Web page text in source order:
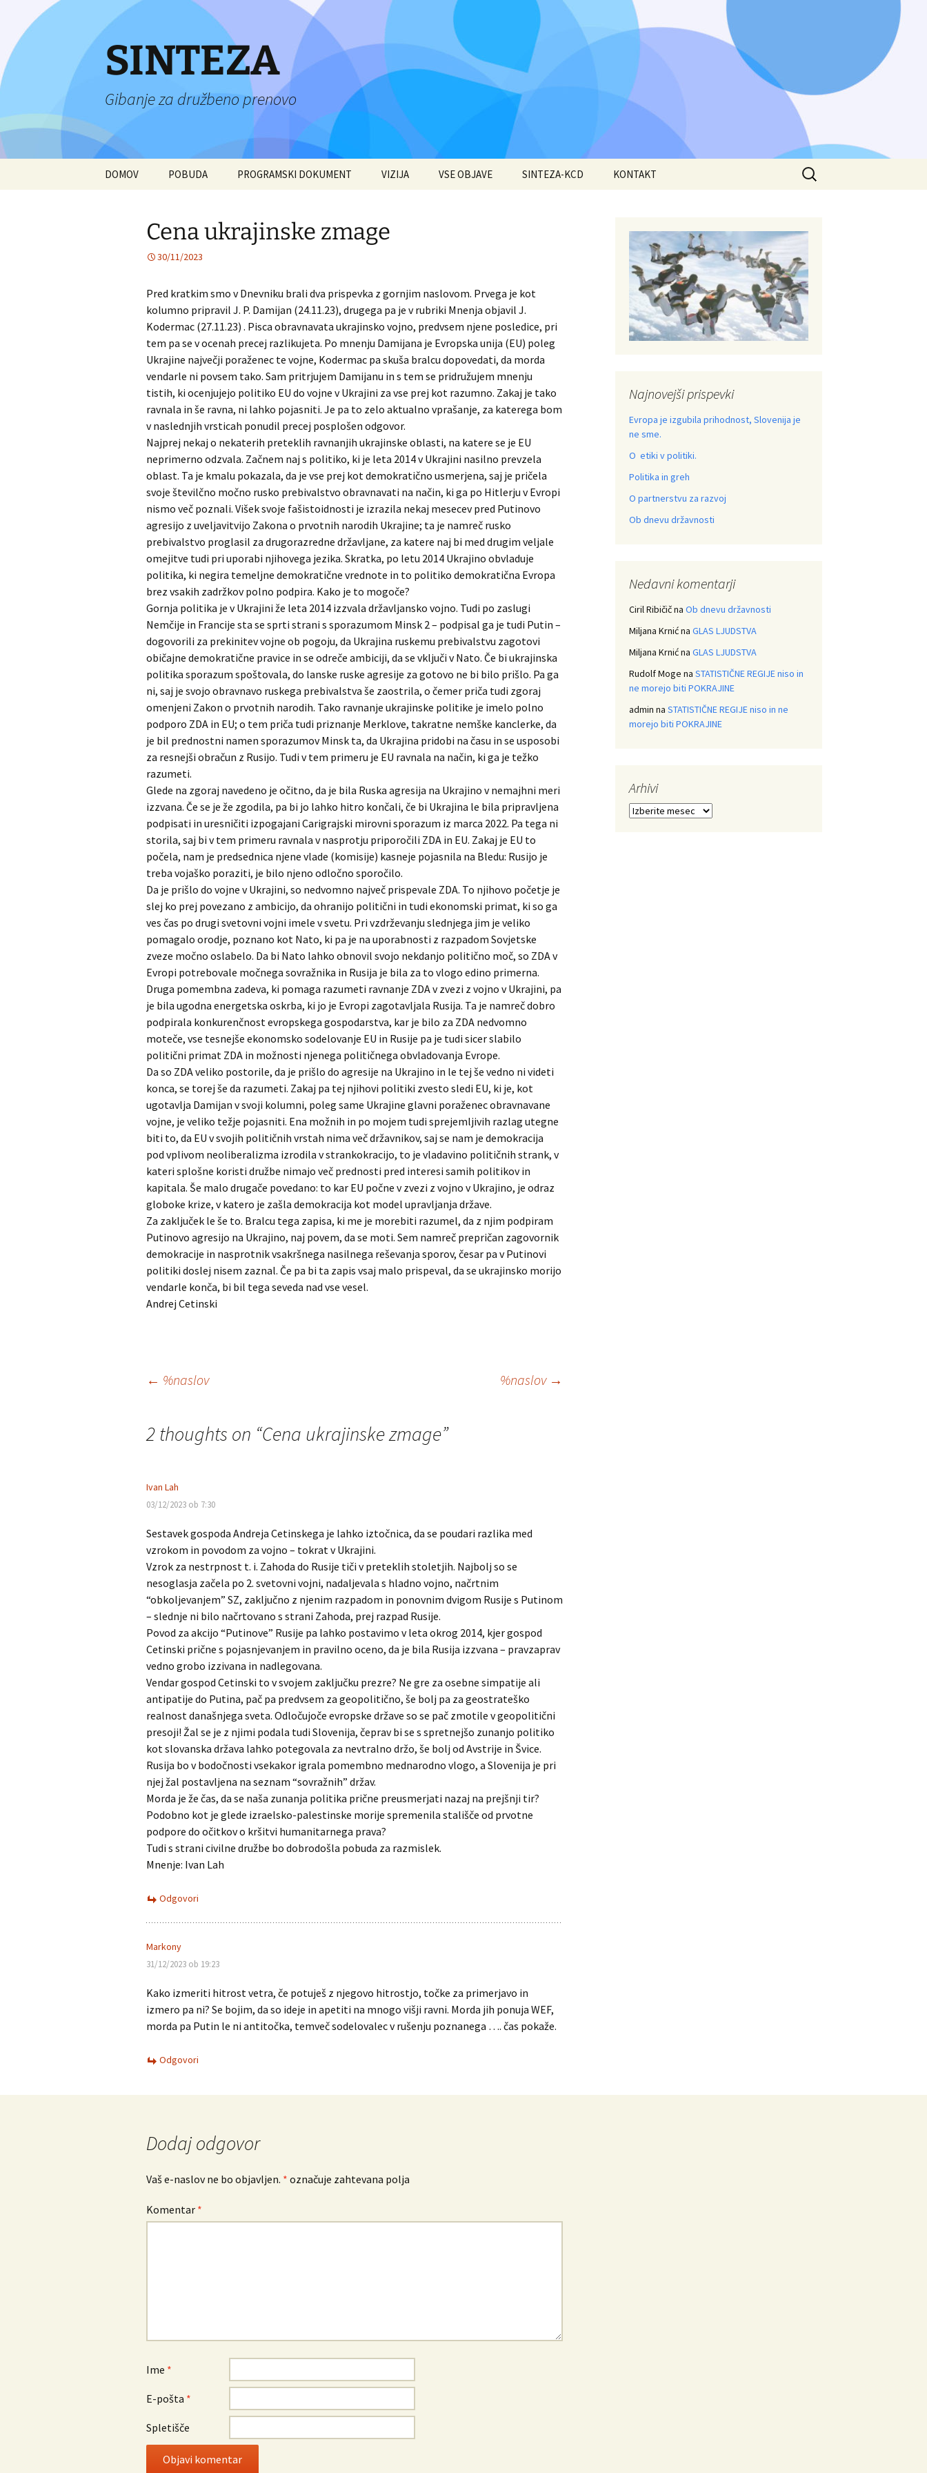
vsebino
SINTEZA
Gibanje za družbeno prenovo
DOMOV POBUDA PROGRAMSKI DOKUMENT VIZIJA VSE OBJAVE SINTEZA-KCD KONTAKT
Išči:
Cena ukrajinske zmage
30/11/2023
Pred kratkim smo v Dnevniku brali dva prispevka z gornjim naslovom. Prvega je kot
kolumno pripravil J. P. Damijan (24.11.23), drugega pa je v rubriki Mnenja objavil J.
Kodermac (27.11.23) . Pisca obravnavata ukrajinsko vojno, predvsem njene posledice, pri
tem pa se v ocenah precej razlikujeta. Po mnenju Damijana je Evropska unija (EU) poleg
Ukrajine največji poraženec te vojne, Kodermac pa skuša bralcu dopovedati, da morda
vendarle ni povsem tako. Sam pritrjujem Damijanu in s tem se pridružujem mnenju
tistih, ki ocenjujejo politiko EU do vojne v Ukrajini za vse prej kot razumno. Zakaj je tako
ravnala in še ravna, ni lahko pojasniti. Je pa to zelo aktualno vprašanje, za katerega bom
v naslednjih vrsticah ponudil precej posplošen odgovor.
Najprej nekaj o nekaterih preteklih ravnanjih ukrajinske oblasti, na katere se je EU
neprimerno odzvala. Začnem naj s politiko, ki je leta 2014 v Ukrajini nasilno prevzela
oblast. Ta je kmalu pokazala, da je vse prej kot demokratično usmerjena, saj je pričela
svoje številčno močno rusko prebivalstvo obravnavati na način, ki ga po Hitlerju v Evropi
nismo več poznali. Višek svoje fašistoidnosti je izrazila nekaj mesecev pred Putinovo
agresijo z uveljavitvijo Zakona o prvotnih narodih Ukrajine; ta je namreč rusko
prebivalstvo proglasil za drugorazredne državljane, za katere naj bi med drugim veljale
omejitve tudi pri uporabi njihovega jezika. Skratka, po letu 2014 Ukrajino obvladuje
politika, ki negira temeljne demokratične vrednote in to politiko demokratična Evropa
brez vsakih zadržkov polno podpira. Kako je to mogoče?
Gornja politika je v Ukrajini že leta 2014 izzvala državljansko vojno. Tudi po zaslugi
Nemčije in Francije sta se sprti strani s sporazumom Minsk 2 – podpisal ga je tudi Putin –
dogovorili za prekinitev vojne ob pogoju, da Ukrajina ruskemu prebivalstvu zagotovi
običajne demokratične pravice in se odreče ambiciji, da se vključi v Nato. Če bi ukrajinska
politika sporazum spoštovala, do lanske ruske agresije za gotovo ne bi bilo prišlo. Pa ga
ni, saj je svojo obravnavo ruskega prebivalstva še zaostrila, o čemer priča tudi zgoraj
omenjeni Zakon o prvotnih narodih. Tako ravnanje ukrajinske politike je imelo polno
podporo ZDA in EU; o tem priča tudi priznanje Merklove, takratne nemške kanclerke, da
je bil prednostni namen sporazumov Minsk ta, da Ukrajina pridobi na času in se usposobi
za resnejši obračun z Rusijo. Tudi v tem primeru je EU ravnala na način, ki ga je težko
razumeti.
Glede na zgoraj navedeno je očitno, da je bila Ruska agresija na Ukrajino v nemajhni meri
izzvana. Če se je že zgodila, pa bi jo lahko hitro končali, če bi Ukrajina le bila pripravljena
podpisati in uresničiti izpogajani Carigrajski mirovni sporazum iz marca 2022. Pa tega ni
storila, saj bi v tem primeru ravnala v nasprotju priporočili ZDA in EU. Zakaj je EU to
počela, nam je predsednica njene vlade (komisije) kasneje pojasnila na Bledu: Rusijo je
treba vojaško poraziti, je bilo njeno odločno sporočilo.
Da je prišlo do vojne v Ukrajini, so nedvomno največ prispevale ZDA. To njihovo početje je
slej ko prej povezano z ambicijo, da ohranijo politični in tudi ekonomski primat, ki so ga
ves čas po drugi svetovni vojni imele v svetu. Pri vzdrževanju slednjega jim je veliko
pomagalo orodje, poznano kot Nato, ki pa je na uporabnosti z razpadom Sovjetske
zveze močno oslabelo. Da bi Nato lahko obnovil svojo nekdanjo politično moč, so ZDA v
Evropi potrebovale močnega sovražnika in Rusija je bila za to vlogo edino primerna.
Druga pomembna zadeva, ki pomaga razumeti ravnanje ZDA v zvezi z vojno v Ukrajini, pa
je bila ugodna energetska oskrba, ki jo je Evropi zagotavljala Rusija. Ta je namreč dobro
podpirala konkurenčnost evropskega gospodarstva, kar je bilo za ZDA nedvomno
moteče, vse tesnejše ekonomsko sodelovanje EU in Rusije pa je tudi sicer slabilo
politični primat ZDA in možnosti njenega političnega obvladovanja Evrope.
Da so ZDA veliko postorile, da je prišlo do agresije na Ukrajino in le tej še vedno ni videti
konca, se torej še da razumeti. Zakaj pa tej njihovi politiki zvesto sledi EU, ki je, kot
ugotavlja Damijan v svoji kolumni, poleg same Ukrajine glavni poraženec obravnavane
vojne, je veliko težje pojasniti. Ena možnih in po mojem tudi sprejemljivih razlag utegne
biti to, da EU v svojih političnih vrstah nima več državnikov, saj se nam je demokracija
pod vplivom neoliberalizma izrodila v strankokracijo, to je vladavino političnih strank, v
kateri splošne koristi družbe nimajo več prednosti pred interesi samih politikov in
kapitala. Še malo drugače povedano: to kar EU počne v zvezi z vojno v Ukrajino, je odraz
globoke krize, v katero je zašla demokracija kot model upravljanja države.
Za zaključek le še to. Bralcu tega zapisa, ki me je morebiti razumel, da z njim podpiram
Putinovo agresijo na Ukrajino, naj povem, da se moti. Sem namreč prepričan zagovornik
demokracije in nasprotnik vsakršnega nasilnega reševanja sporov, česar pa v Putinovi
politiki doslej nisem zaznal. Če pa bi ta zapis vsaj malo prispeval, da se ukrajinsko morijo
vendarle konča, bi bil tega seveda nad vse vesel.
Andrej Cetinski
← %naslov %naslov →
2 thoughts on “Cena ukrajinske zmage”
Ivan Lah
03/12/2023 ob 7:30
Sestavek gospoda Andreja Cetinskega je lahko iztočnica, da se poudari razlika med
vzrokom in povodom za vojno – tokrat v Ukrajini.
Vzrok za nestrpnost t. i. Zahoda do Rusije tiči v preteklih stoletjih. Najbolj so se
nesoglasja začela po 2. svetovni vojni, nadaljevala s hladno vojno, načrtnim
“obkoljevanjem” SZ, zaključno z njenim razpadom in ponovnim dvigom Rusije s Putinom
– slednje ni bilo načrtovano s strani Zahoda, prej razpad Rusije.
Povod za akcijo “Putinove” Rusije pa lahko postavimo v leta okrog 2014, kjer gospod
Cetinski prične s pojasnjevanjem in pravilno oceno, da je bila Rusija izzvana – pravzaprav
vedno grobo izzivana in nadlegovana.
Vendar gospod Cetinski to v svojem zaključku prezre? Ne gre za osebne simpatije ali
antipatije do Putina, pač pa predvsem za geopolitično, še bolj pa za geostrateško
realnost današnjega sveta. Odločujoče evropske države so se pač zmotile v geopolitični
presoji! Žal se je z njimi podala tudi Slovenija, čeprav bi se s spretnejšo zunanjo politiko
kot slovanska država lahko potegovala za nevtralno držo, še bolj od Avstrije in Švice.
Rusija bo v bodočnosti vsekakor igrala pomembno mednarodno vlogo, a Slovenija je pri
njej žal postavljena na seznam “sovražnih” držav.
Morda je že čas, da se naša zunanja politika prične preusmerjati nazaj na prejšnji tir?
Podobno kot je glede izraelsko-palestinske morije spremenila stališče od prvotne
podpore do očitkov o kršitvi humanitarnega prava?
Tudi s strani civilne družbe bo dobrodošla pobuda za razmislek.
Mnenje: Ivan Lah
Odgovori
Markony
31/12/2023 ob 19:23
Kako izmeriti hitrost vetra, če potuješ z njegovo hitrostjo, točke za primerjavo in
izmero pa ni? Se bojim, da so ideje in apetiti na mnogo višji ravni. Morda jih ponuja WEF,
morda pa Putin le ni antitočka, temveč sodelovalec v rušenju poznanega …. čas pokaže.
Odgovori
Dodaj odgovor
Vaš e-naslov ne bo objavljen. * označuje zahtevana polja
Komentar *
Ime *
E-pošta *
Spletišče
Najnovejši prispevki
Evropa je izgubila prihodnost, Slovenija je
ne sme.
O etiki v politiki.
Politika in greh
O partnerstvu za razvoj
Ob dnevu državnosti
Nedavni komentarji
Ciril Ribičična Ob dnevu državnosti
Miljana Krnićna GLAS LJUDSTVA
Miljana Krnićna GLAS LJUDSTVA
Rudolf Moge na STATISTIČNE REGIJE niso in
ne morejo biti POKRAJINE
admin na STATISTIČNE REGIJE niso in ne
morejo biti POKRAJINE
Arhivi
Arhivi